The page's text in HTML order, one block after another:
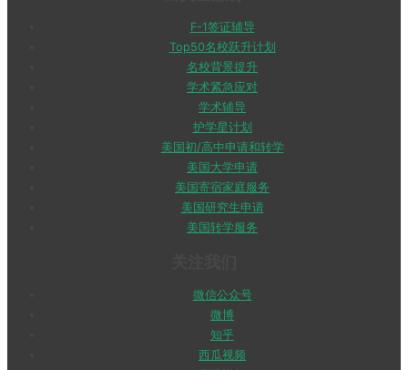
F-1签证辅导
Top50名校跃升计划
名校背景提升
学术紧急应对
学术辅导
护学星计划
美国初/高中申请和转学
美国大学申请
美国寄宿家庭服务
美国研究生申请
美国转学服务
微信公众号
微博
知乎
西瓜视频